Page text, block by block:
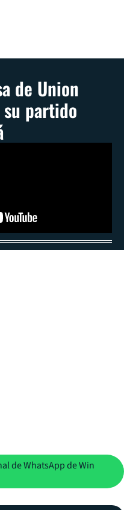
de Union
partido
de WhatsApp de Win